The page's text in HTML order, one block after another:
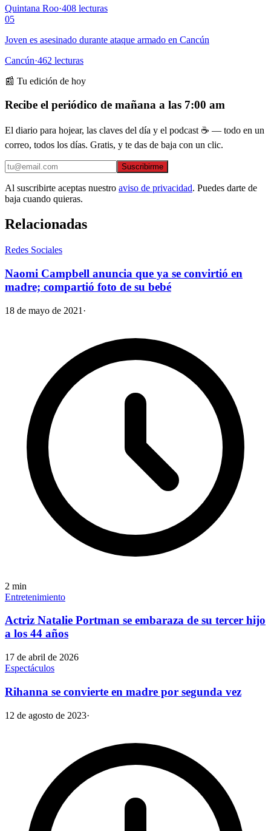
Quintana Roo·408 lecturas
05
Joven es asesinado durante ataque armado en Cancún
Cancún·462 lecturas
📰 Tu edición de hoy
Recibe el periódico de mañana a las 7:00 am
El diario para hojear, las claves del día y el podcast ☕ — todo en un
correo, todos los días. Gratis, y te das de baja con un clic.
Suscribirme
Al suscribirte aceptas nuestro aviso de privacidad. Puedes darte de
baja cuando quieras.
Relacionadas
Redes Sociales
Naomi Campbell anuncia que ya se convirtió en
madre; compartió foto de su bebé
18 de mayo de 2021 ·
2 min
Entretenimiento
Actriz Natalie Portman se embaraza de su tercer hijo
a los 44 años
17 de abril de 2026
Espectáculos
Rihanna se convierte en madre por segunda vez
12 de agosto de 2023·